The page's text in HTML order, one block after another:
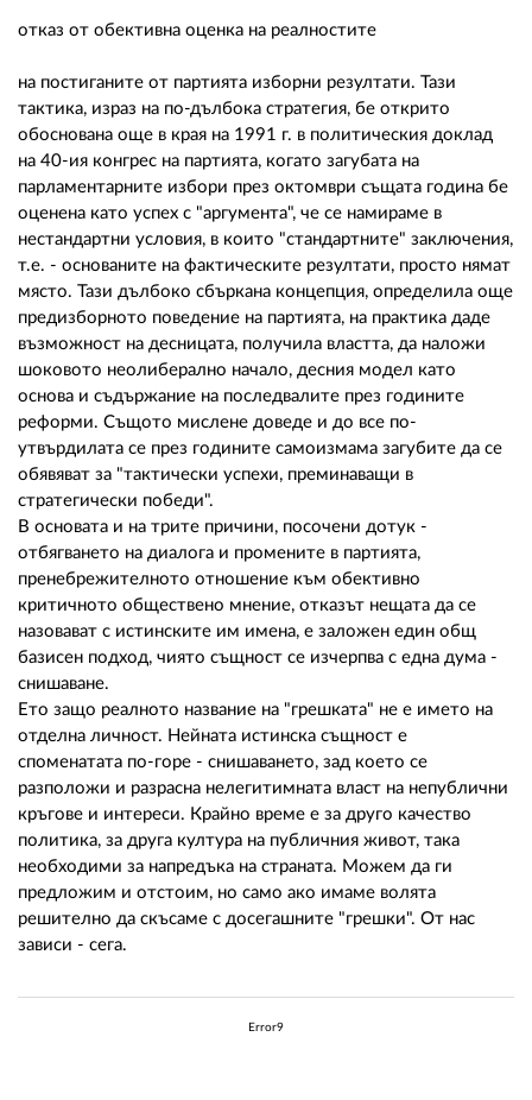
отказ от обективна оценка на реалностите
на постиганите от партията изборни резултати. Тази
тактика, израз на по-дълбока стратегия, бе открито
обоснована още в края на 1991 г. в политическия доклад
на 40-ия конгрес на партията, когато загубата на
парламентарните избори през октомври същата година бе
оценена като успех с "аргумента", че се намираме в
нестандартни условия, в които "стандартните" заключения,
т.е. - основаните на фактическите резултати, просто нямат
място. Тази дълбоко сбъркана концепция, определила още
предизборното поведение на партията, на практика даде
възможност на десницата, получила властта, да наложи
шоковото неолиберално начало, десния модел като
основа и съдържание на последвалите през годините
реформи. Същото мислене доведе и до все по-
утвърдилата се през годините самоизмама загубите да се
обявяват за "тактически успехи, преминаващи в
стратегически победи".
В основата и на трите причини, посочени дотук -
отбягването на диалога и промените в партията,
пренебрежителното отношение към обективно
критичното обществено мнение, отказът нещата да се
назовават с истинските им имена, е заложен един общ
базисен подход, чиято същност се изчерпва с една дума -
снишаване.
Ето защо реалното название на "грешката" не е името на
отделна личност. Нейната истинска същност е
споменатата по-горе - снишаването, зад което се
разположи и разрасна нелегитимната власт на непублични
кръгове и интереси. Крайно време е за друго качество
политика, за друга култура на публичния живот, така
необходими за напредъка на страната. Можем да ги
предложим и отстоим, но само ако имаме волята
решително да скъсаме с досегашните "грешки". От нас
зависи - сега.
Error9